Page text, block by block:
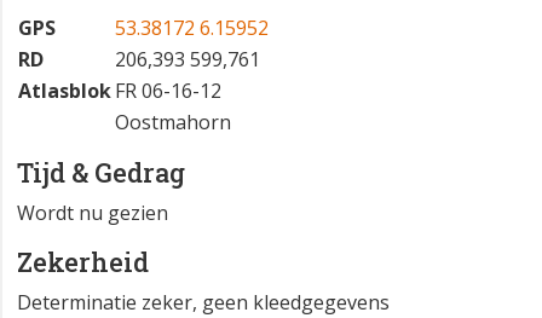
GPS
53.38172 6.15952
RD
206,393 599,761
AtlasblokFR 06-16-12
Oostmahorn
Tijd & Gedrag
Wordt nu gezien
Zekerheid
Determinatie zeker, geen kleedgegevens